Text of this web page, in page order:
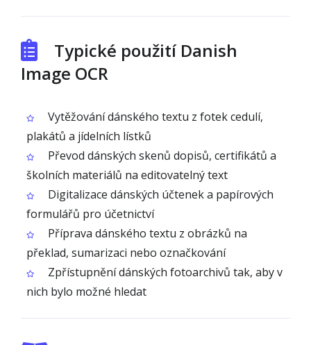
Typické použití Danish
Image OCR
Vytěžování dánského textu z fotek cedulí,
plakátů a jídelních lístků
Převod dánských skenů dopisů, certifikátů a
školních materiálů na editovatelný text
Digitalizace dánských účtenek a papírových
formulářů pro účetnictví
Příprava dánského textu z obrázků na
překlad, sumarizaci nebo označkování
Zpřístupnění dánských fotoarchivů tak, aby v
nich bylo možné hledat